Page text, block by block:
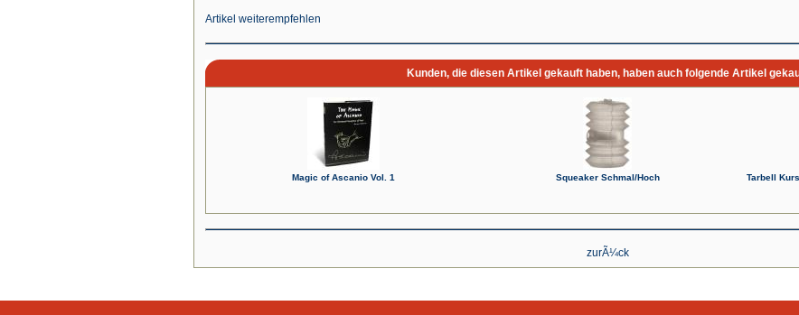
Artikel weiterempfehlen
Kunden, die diesen Artikel gekauft haben, haben auch folgende Artikel
Magic of Ascanio Vol. 1 Squeaker Schmal/Hoch
Tarbell
zurÃ¼ck